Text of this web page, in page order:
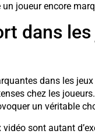
joueur encore
dans
dans les
chez les
un véritable
sont autant